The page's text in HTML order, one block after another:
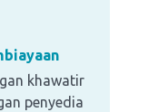
khawatir
penyedia